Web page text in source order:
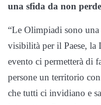
una sfida da non
“Le Olimpiadi sono
visibilità per il Paese, la
evento ci permetterà di
persone un territorio
che tutti ci invidiano e